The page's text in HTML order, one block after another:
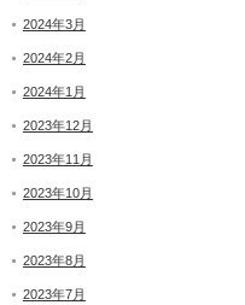
2024年3月
2024年2月
2024年1月
2023年12月
2023年11月
2023年10月
2023年9月
2023年8月
2023年7月